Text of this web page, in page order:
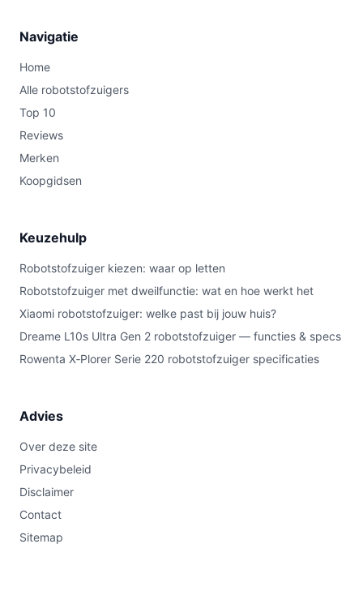
Navigatie
Home
Alle robotstofzuigers
Top 10
Reviews
Merken
Koopgidsen
Keuzehulp
Robotstofzuiger kiezen: waar op letten
Robotstofzuiger met dweilfunctie: wat en hoe werkt het
Xiaomi robotstofzuiger: welke past bij jouw huis?
Dreame L10s Ultra Gen 2 robotstofzuiger — functies & specs
Rowenta X‑Plorer Serie 220 robotstofzuiger specificaties
Advies
Over deze site
Privacybeleid
Disclaimer
Contact
Sitemap